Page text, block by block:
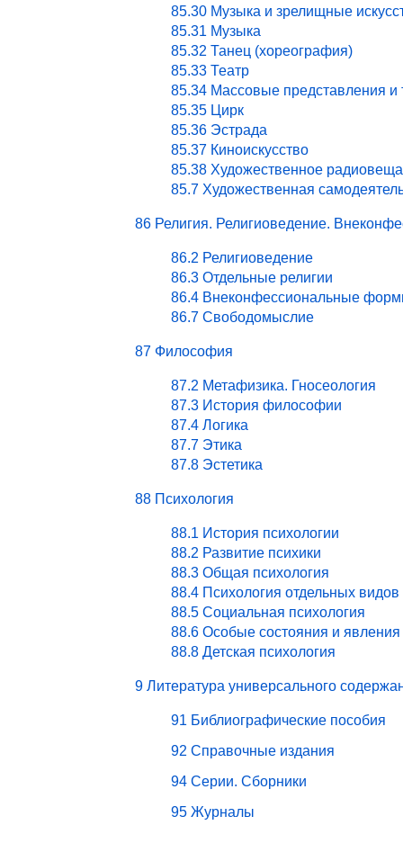
85.30 Музыка и зрелищные
85.31 Музыка
85.32 Танец (хореография)
85.33 Театр
85.34 Массовые представления и
85.35 Цирк
85.36 Эстрада
85.37 Киноискусство
85.38 Художественное
85.7 Художественная
86 Религия. Религиоведение.
86.2 Религиоведение
86.3 Отдельные религии
86.4 Внеконфессиональные
86.7 Свободомыслие
87 Философия
87.2 Метафизика. Гносеология
87.3 История философии
87.4 Логика
87.7 Этика
87.8 Эстетика
88 Психология
88.1 История психологии
88.2 Развитие психики
88.3 Общая психология
88.4 Психология отдельных
88.5 Социальная психология
88.6 Особые состояния и явления
88.8 Детская психология
9 Литература универсального
91 Библиографические пособия
92 Справочные издания
94 Серии. Сборники
95 Журналы